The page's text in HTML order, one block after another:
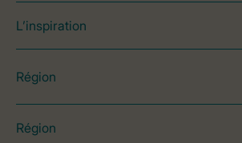
L’inspiration
Région
Région